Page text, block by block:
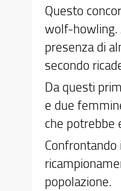
Questo
wolf-howling.
presenza di
secondo
Da questi
e due
che potrebbe
popolazione.